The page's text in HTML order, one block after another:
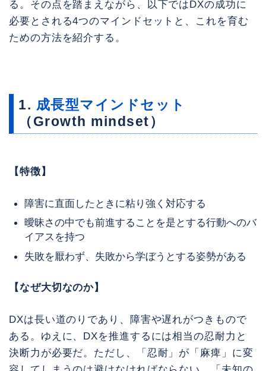
る。その点を踏まえながら、以下ではDXの成功に
必要とされる4つのマインドセットと、これを育む
ための方法を紹介する。
1. 成長型マインドセット
（Growth mindset）
【特徴】
障害に直面したときに粘り強く対応する
曖昧さの中でも前進することを是とする行動へのバ
イアスを持つ
失敗を厭わず、失敗から学ぼうとする姿勢がある
【なぜ大切なのか】
DXは長い道のりであり、障害や遅れがつきもので
ある。ゆえに、DXを推進するには相当の忍耐力と
決断力が必要だ。ただし、「忍耐」が「麻痺」に変